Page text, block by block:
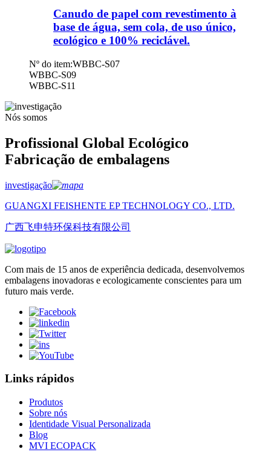
Canudo de papel com revestimento à
base de água, sem cola, de uso único,
ecológico e 100% reciclável.
Nº do item:WBBC-S07
WBBC-S09
WBBC-S11
Nós somos
Profissional Global Ecológico
Fabricação de embalagens
investigação
GUANGXI FEISHENTE EP TECHNOLOGY CO., LTD.
广西飞申特环保科技有限公司
Com mais de 15 anos de experiência dedicada, desenvolvemos
embalagens inovadoras e ecologicamente conscientes para um
futuro mais verde.
Links rápidos
Produtos
Sobre nós
Identidade Visual Personalizada
Blog
MVI ECOPACK